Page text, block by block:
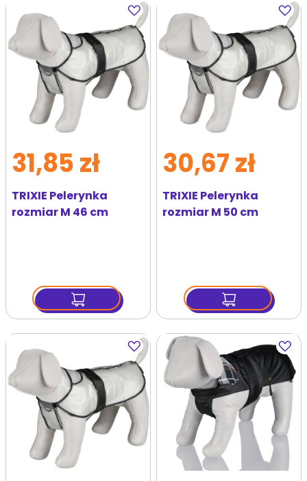
Dodaj
do
ulubionych
TRIXIE Pelerynka
rozmiar M 46 cm
31,85 zł
Dodaj
do
TRIXIE Pelerynka
rozmiar M 50 cm
30,67 zł
Dodaj
do
ulubionych
Dodaj
do